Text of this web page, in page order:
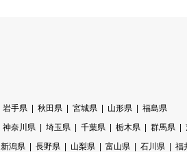
岩手県 秋田県 宮城県 山形県
福島県
神奈川県 埼玉県 千葉県 栃木県 群馬県
新潟県 長野県 山梨県 富山県 石川県
福